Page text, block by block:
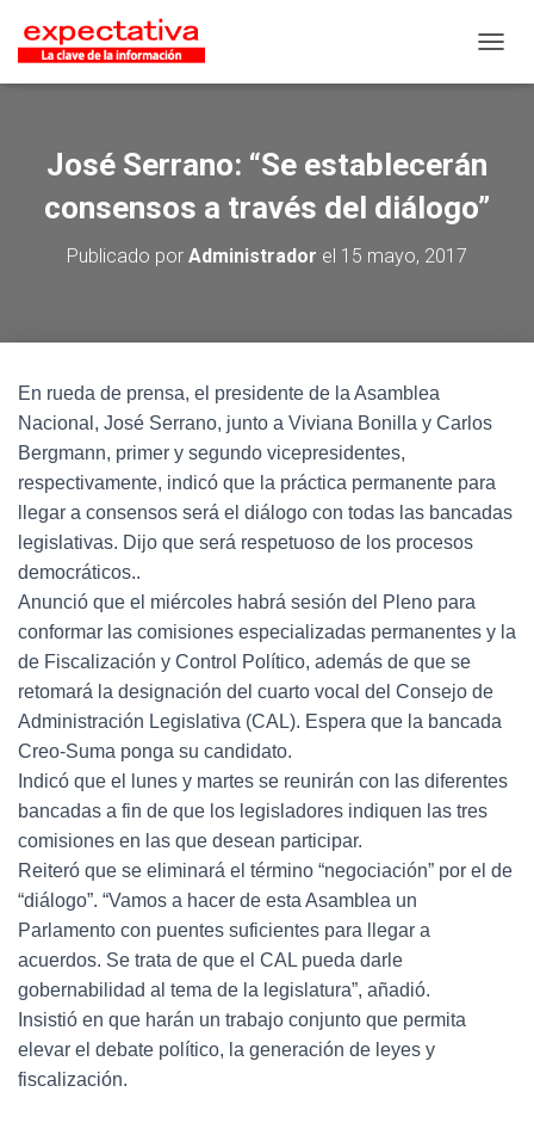
José Serrano: “Se establecerán
consensos a través del diálogo”
Publicado por Administrador el 15 mayo, 2017
En rueda de prensa, el presidente de la Asamblea
Nacional, José Serrano, junto a Viviana Bonilla y Carlos
Bergmann, primer y segundo vicepresidentes,
respectivamente, indicó que la práctica permanente para
llegar a consensos será el diálogo con todas las bancadas
legislativas. Dijo que será respetuoso de los procesos
democráticos..
Anunció que el miércoles habrá sesión del Pleno para
conformar las comisiones especializadas permanentes y la
de Fiscalización y Control Político, además de que se
retomará la designación del cuarto vocal del Consejo de
Administración Legislativa (CAL). Espera que la bancada
Creo-Suma ponga su candidato.
Indicó que el lunes y martes se reunirán con las diferentes
bancadas a fin de que los legisladores indiquen las tres
comisiones en las que desean participar.
Reiteró que se eliminará el término “negociación” por el de
“diálogo”. “Vamos a hacer de esta Asamblea un
Parlamento con puentes suficientes para llegar a
acuerdos. Se trata de que el CAL pueda darle
gobernabilidad al tema de la legislatura”, añadió.
Insistió en que harán un trabajo conjunto que permita
elevar el debate político, la generación de leyes y
fiscalización.